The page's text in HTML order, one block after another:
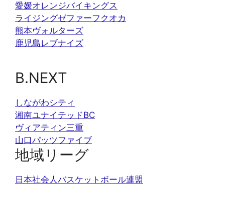
愛媛オレンジバイキングス
ライジングゼファーフクオカ
熊本ヴォルターズ
鹿児島レブナイズ
B.NEXT
しながわシティ
湘南ユナイテッドBC
ヴィアティン三重
山口パッツファイブ
地域リーグ
日本社会人バスケットボール連盟